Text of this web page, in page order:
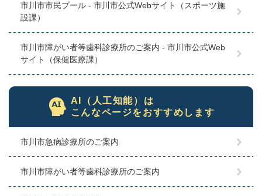
市川市市民プール - 市川市公式Webサイト（スポーツ施
設課）
市川市障がい者等歯科診療所のご案内 - 市川市公式Web
サイト（保健医療課）
AI（人工知能）は
こんなページをおすすめします
市川市急病診療所のご案内
市川市障がい者等歯科診療所のご案内